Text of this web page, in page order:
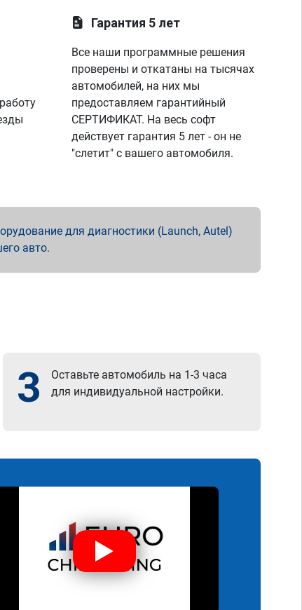
Гарантия 5 лет
Все наши программные решения
проверены и откатаны на тысячах
автомобилей, на них мы
предоставляем гарантийный
СЕРТИФИКАТ. На весь софт
действует гарантия 5 лет - он не
"слетит" с вашего автомобиля.
для диагностики (Launch, Autel)
авто.
3
Оставьте автомобиль на 1-3 часа
для индивидуальной настройки.